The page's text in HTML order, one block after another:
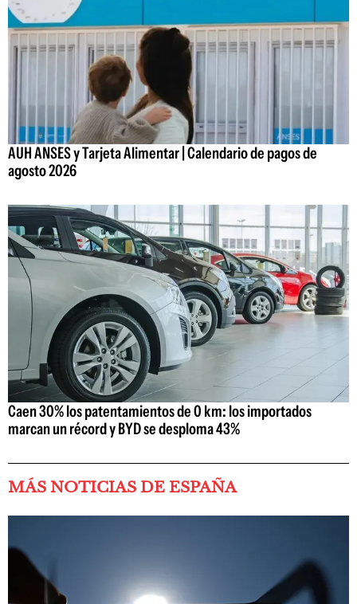
AUH ANSES y Tarjeta Alimentar | Calendario de pagos de
agosto 2026
Caen 30% los patentamientos de 0 km: los importados
marcan un récord y BYD se desploma 43%
MÁS NOTICIAS DE ESPAÑA